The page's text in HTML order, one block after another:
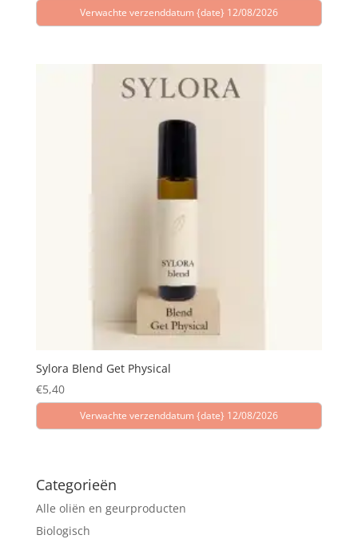
Verwachte verzenddatum {date} 12/08/2026
Sylora Blend Get Physical
€5,40
Verwachte verzenddatum {date} 12/08/2026
Categorieën
Alle oliën en geurproducten
Biologisch